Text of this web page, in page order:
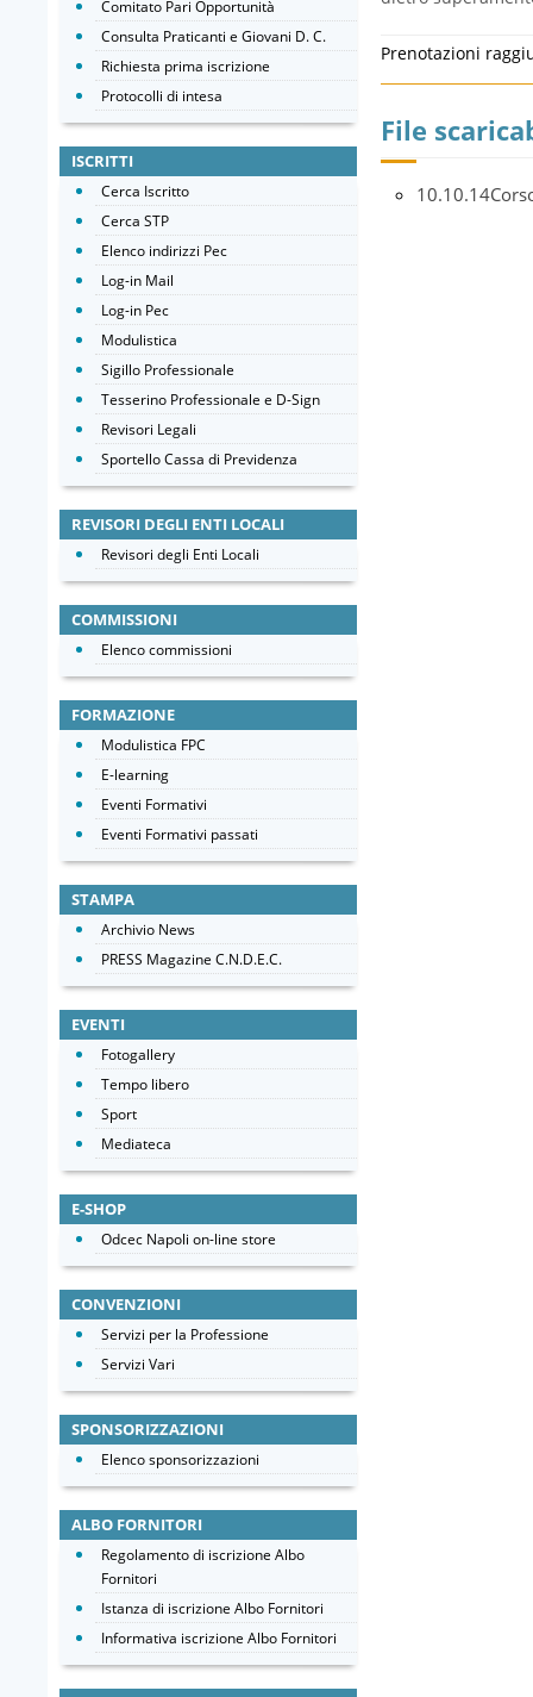
Prenotazioni
File
Comitato Pari Opportunità
Consulta Praticanti e Giovani D. C.
Richiesta prima iscrizione
Protocolli di intesa
ISCRITTI
Cerca Iscritto
Cerca STP
Elenco indirizzi Pec
Log-in Mail
Log-in Pec
Modulistica
Sigillo Professionale
Tesserino Professionale e D-Sign
Revisori Legali
Sportello Cassa di Previdenza
REVISORI DEGLI ENTI LOCALI
Revisori degli Enti Locali
COMMISSIONI
Elenco commissioni
FORMAZIONE
Modulistica FPC
E-learning
Eventi Formativi
Eventi Formativi passati
STAMPA
Archivio News
PRESS Magazine C.N.D.E.C.
EVENTI
Fotogallery
Tempo libero
Sport
Mediateca
E-SHOP
Odcec Napoli on-line store
CONVENZIONI
Servizi per la Professione
Servizi Vari
SPONSORIZZAZIONI
Elenco sponsorizzazioni
ALBO FORNITORI
Regolamento di iscrizione Albo
Fornitori
Istanza di iscrizione Albo Fornitori
Informativa iscrizione Albo Fornitori